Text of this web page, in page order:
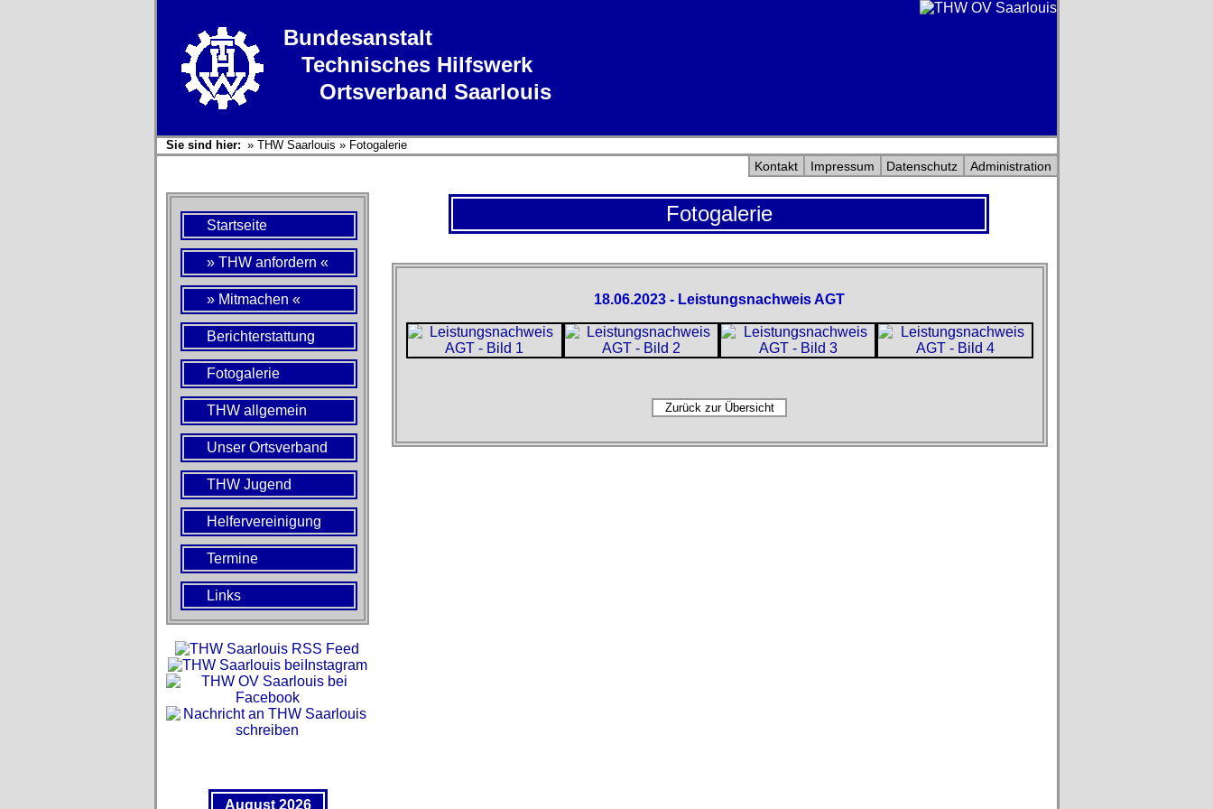
Bundesanstalt
Technisches Hilfswerk
Ortsverband Saarlouis
Sie sind hier: » THW Saarlouis » Fotogalerie
Kontakt Impressum Datenschutz Administration
Startseite
» THW anfordern «
» Mitmachen «
Berichterstattung
Fotogalerie
THW allgemein
Unser Ortsverband
THW Jugend
Helfervereinigung
Termine
Links
August 2026
Fotogalerie
18.06.2023 - Leistungsnachweis AGT